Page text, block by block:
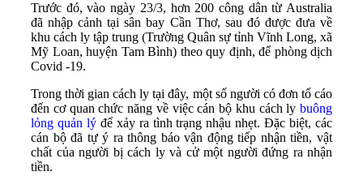
Trước đó, vào ngày 23/3, hơn 200 công dân từ Australia
đã nhập cảnh tại sân bay Cần Thơ, sau đó được đưa về
khu cách ly tập trung (Trường Quân sự tỉnh Vĩnh Long, xã
Mỹ Loan, huyện Tam Bình) theo quy định, để phòng dịch
Covid -19.
​Trong thời gian cách ly tại đây, một số người có đơn tố cáo
đến cơ quan chức năng về việc cán bộ khu cách ly buông
lỏng quản lýđể xảy ra tình trạng nhậu nhẹt. Đặc biệt, các
cán bộ đã tự ý ra thông báo vận động tiếp nhận tiền, vật
chất của người bị cách ly và cử một người đứng ra nhận
tiền.